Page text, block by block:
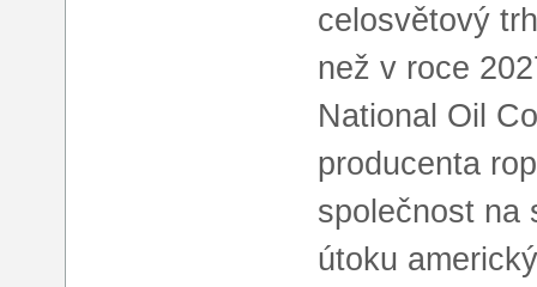
celosvětový
než v roce
National Oil
producenta
společnost na
útoku